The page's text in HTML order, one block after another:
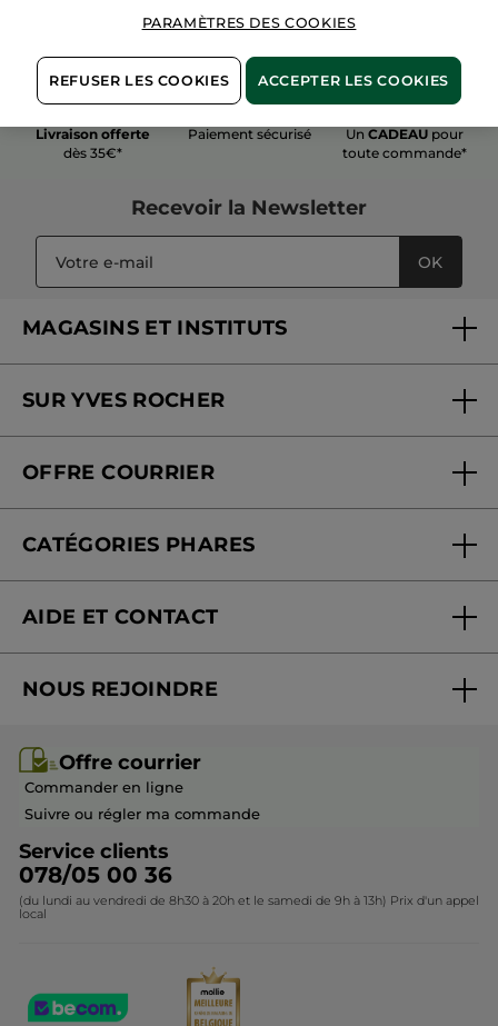
Livraison offerte
dès 35€*
Paiement sécurisé UnCADEAU pour
toute commande*
Recevoir la Newsletter
OK
MAGASINS ET INSTITUTS
Soins en institut
SUR YVES ROCHER
Nos engagements
Blog Act Beautiful
OFFRE COURRIER
CATÉGORIES PHARES
Promotions
Idées cadeaux
Collection de Noël
AIDE ET CONTACT
Mes cadeaux
Questions & Réponses
Contactez-nous
NOUS REJOINDRE
Devenir franchisé ou gérant
Offre courrier
Commander en ligne
Suivre ou régler ma commande
Service clients
078/05 00 36
(du lundi au vendredi de 8h30 à 20h et le samedi de 9h à 13h) Prix d'un appel
local
PARAMÈTRES DES COOKIES
REFUSER LES COOKIES ACCEPTER LES COOKIES